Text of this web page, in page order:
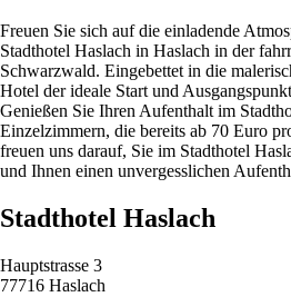
Freuen Sie sich auf die einladende
Stadthotel Haslach in Haslach in der
Schwarzwald. Eingebettet in die
Hotel der ideale Start und
Genießen Sie Ihren Aufenthalt im
Einzelzimmern, die bereits ab 70 Euro
freuen uns darauf, Sie im Stadthotel
und Ihnen einen unvergesslichen
Stadthotel Haslach
Hauptstrasse 3
77716 Haslach